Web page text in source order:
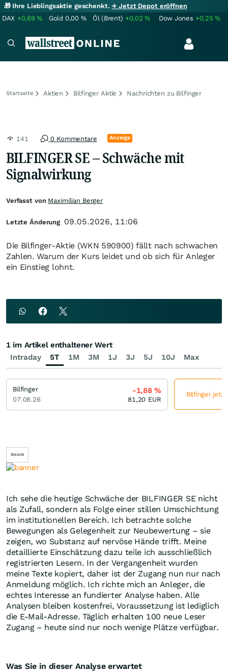
🎁 Ihre Lieblingsaktie geschenkt.→ Jetzt Depot eröffnen
DAX +0,69% Gold 0,00 % Öl (Brent) +0,02% Dow Jones +0,25%
Startseite Aktien Bilfinger Aktie Nachrichten zu Bilfinger
141 0 Kommentare Anzeige
BILFINGER SE – Schwäche mit
Signalwirkung
Die Bilfinger-Aktie (WKN 590900) fällt nach schwachen
Zahlen. Warum der Kurs leidet und ob sich für Anleger
ein Einstieg lohnt.
Beliebt
Ich sehe die heutige Schwäche der BILFINGER SE nicht
als Zufall, sondern als Folge einer stillen Umschichtung
im institutionellen Bereich. Ich betrachte solche
Bewegungen als Gelegenheit zur Neubewertung – sie
zeigen, wo Substanz auf nervöse Hände trifft. Meine
detaillierte Einschätzung dazu teile ich ausschließlich
registrierten Lesern. In der Vergangenheit wurden
meine Texte kopiert, daher ist der Zugang nun nur nach
Anmeldung möglich. Ich richte mich an Anleger, die
echtes Interesse an fundierter Analyse haben. Alle
Analysen bleiben kostenfrei, Voraussetzung ist lediglich
die E-Mail-Adresse. Täglich erhalten 100 neue Leser
Zugang – heute sind nur noch wenige Plätze verfügbar.
Was Sie in dieser Analyse erwartet
Verfasst von Maximilian Berger
Letzte Änderung 09.05.2026, 11:06
Intraday 5T 1M 3M 1J 3J 5J 10J Max
1 im Artikel enthaltener Wert
Bilfinger
07.08.26
-1,88%
81,20 EUR
Bilfinger